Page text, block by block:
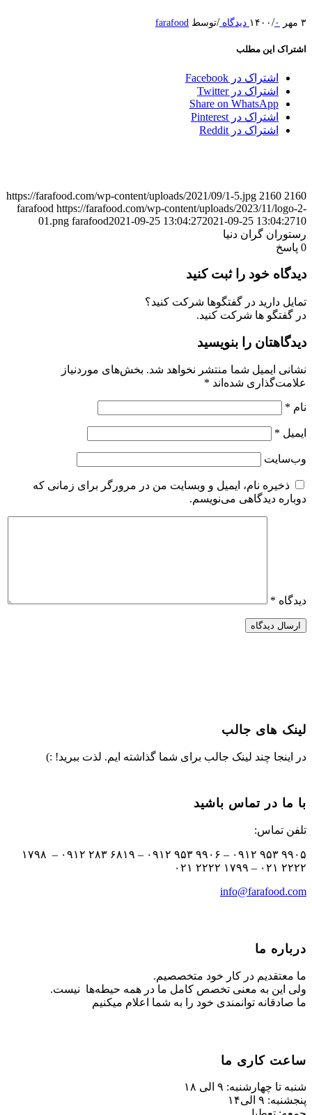
۳ مهر ۱۴۰۰ /۰ دیدگاه /توسط farafood
اشتراک این مطلب
اشتراک در Facebook
اشتراک در Twitter
Share on WhatsApp
اشتراک در Pinterest
اشتراک در Reddit
https://farafood.com/wp-content/uploads/2021/09/1-5.jpg 2160 2160
farafood https://farafood.com/wp-content/uploads/2023/11/logo-2-
01.png farafood2021-09-25 13:04:272021-09-25 13:04:2710
رستوران گران دنیا
0 پاسخ
دیدگاه خود را ثبت کنید
تمایل دارید در گفتگوها شرکت کنید؟
در گفتگو ها شرکت کنید.
دیدگاهتان را بنویسید
نشانی ایمیل شما منتشر نخواهد شد. بخش‌های موردنیاز
علامت‌گذاری شده‌اند *
نام *
ایمیل *
وب‌سایت
ذخیره نام، ایمیل و وبسایت من در مرورگر برای زمانی که
دوباره دیدگاهی می‌نویسم.
دیدگاه *
لینک های جالب
در اینجا چند لینک جالب برای شما گذاشته ایم. لذت ببرید! :)
با ما در تماس باشید
تلفن تماس:
۹۹۰۵ ۹۵۳ ۰۹۱۲ – ۹۹۰۶ ۹۵۳ ۰۹۱۲ – ۶۸۱۹ ۲۸۳ ۰۹۱۲ – ۱۷۹۸
۲۲۲۲ ۰۲۱ – ۱۷۹۹ ۲۲۲۲ ۰۲۱
info@farafood.com
درباره ما
ما معتقدیم در کار خود متخصصیم.
ولی این به معنی تخصص کامل ما در همه حیطه‌ها نیست.
ما صادقانه توانمندی خود را به شما اعلام میکنیم
ساعت کاری ما
شنبه تا چهارشنبه: ۹ الی ۱۸
پنجشنبه: ۹ الی۱۴